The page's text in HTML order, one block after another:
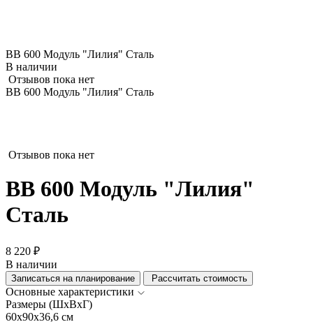
ВВ 600 Модуль "Лилия" Сталь
В наличии
Отзывов пока нет
ВВ 600 Модуль "Лилия" Сталь
Отзывов пока нет
ВВ 600 Модуль "Лилия"
Сталь
8 220 ₽
В наличии
Записаться на планирование Рассчитать стоимость
Основные характеристики
Размеры (ШхВхГ)
60x90x36,6 см